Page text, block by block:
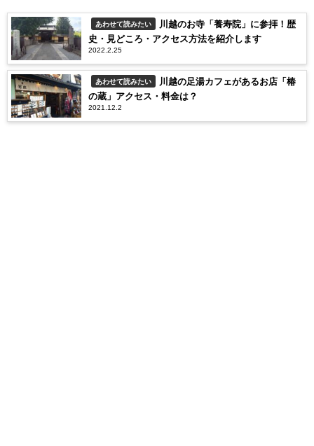
あわせて読みたい
川越のお寺「養寿院」に参拝！歴
史・見どころ・アクセス方法を紹介します
2022.2.25
あわせて読みたい
川越の足湯カフェがあるお店「椿
の蔵」アクセス・料金は？
2021.12.2